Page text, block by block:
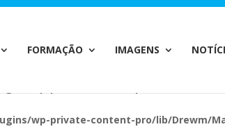
wp-private-content-pro/lib/Drewm/
wp-private-content-pro/lib/Drewm/
wp-private-content-pro/lib/Drewm/
wp-private-content-pro/lib/Drewm/
FORMAÇÃO IMAGENS